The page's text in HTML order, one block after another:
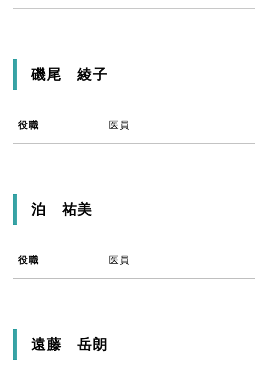
磯尾 綾子
役職 医員
泊 祐美
役職 医員
遠藤 岳朗